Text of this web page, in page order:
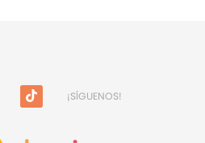
TIKTOK ¡SÍGUENOS!